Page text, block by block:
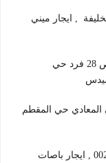
, ايجار ميني
كوستر حي التبين حي الخليفة , ايجار ميني باص 28 فرد حي
حي المقطم
حي المنيل حي النزهة (القاهرة) 00201028403255 , ايجار باصات